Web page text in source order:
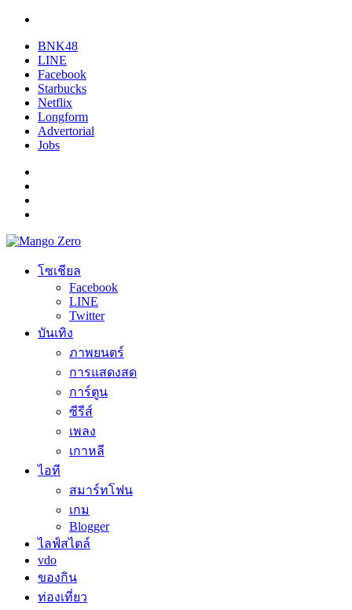
BNK48
LINE
Facebook
Starbucks
Netflix
Longform
Advertorial
Jobs
โซเชียล
Facebook
LINE
Twitter
บันเทิง
ภาพยนตร์
การแสดงสด
การ์ตูน
ซีรีส์
เพลง
เกาหลี
ไอที
สมาร์ทโฟน
เกม
Blogger
ไลฟ์สไตล์
vdo
ของกิน
ท่องเที่ยว